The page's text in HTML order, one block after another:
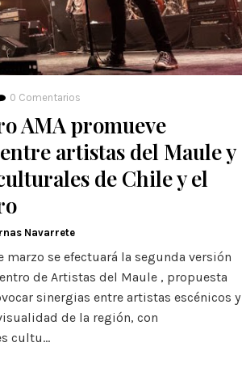
0 Comentarios
AMA promueve
artistas del Maule y
de Chile y el
Navarrete
marzo se efectuará la segunda versión
de Artistas del Maule , propuesta
sinergias entre artistas escénicos y
de la región, con
cultu…